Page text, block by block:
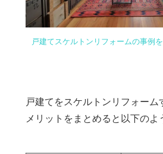
戸建てスケルトンリフォームの事例
戸建てをスケルトンリフォーム
メリットをまとめると以下のよ